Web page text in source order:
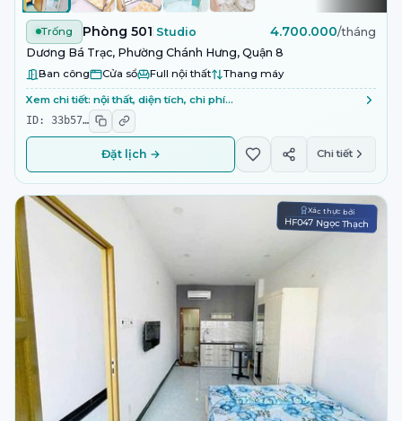
Trống Phòng 501 Studio 4.700.000/tháng
Dương Bá Trạc, Phường Chánh Hưng, Quận 8
Ban công Cửa sổ Full nội thất Thang máy
Xem chi tiết: nội thất, diện tích, chi phí…
ID: 33b57…
Đặt lịch → Chi tiết
Xác thực bởi
HF047 Ngọc Thạch